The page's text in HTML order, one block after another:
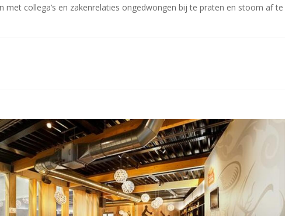
met collega’s en zakenrelaties ongedwongen bij te praten en stoom af te